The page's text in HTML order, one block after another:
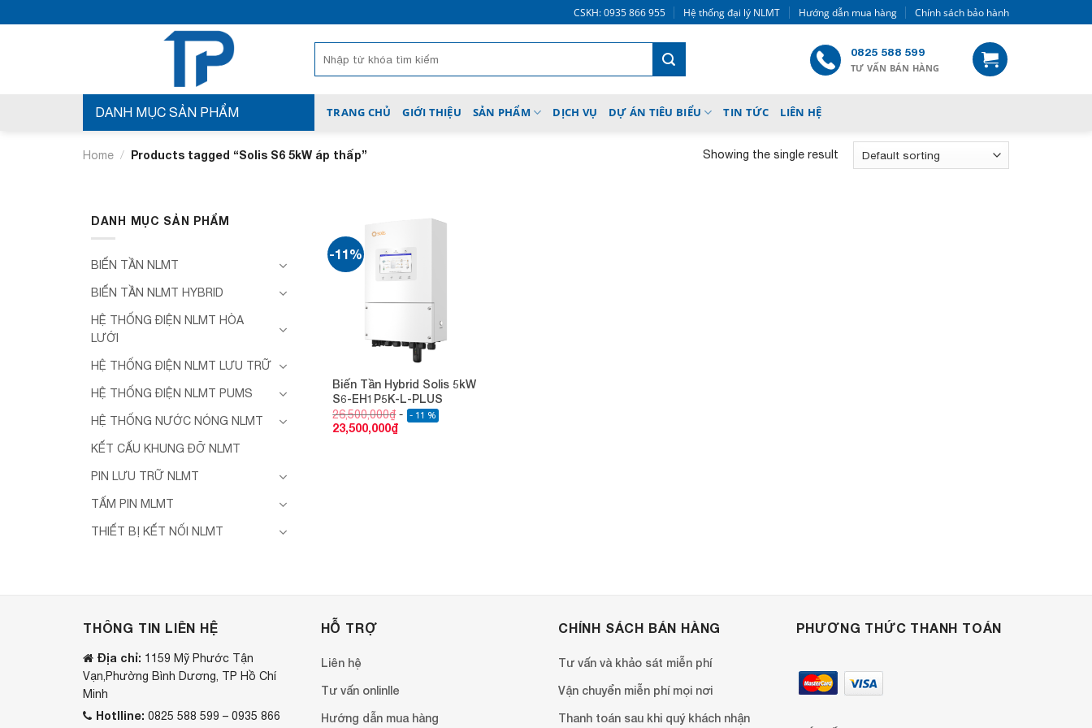
qua
CSKH: 0935 866 955 Hệ thống đại lý NLMT Hướng dẫn mua hàng Chính sách bảo hành
for:
0825 588 599
TƯ VẤN BÁN HÀNG
DANH MỤC SẢN PHẨM TRANG CHỦ GIỚI THIỆU SẢN PHẨM DỊCH VỤ DỰ ÁN TIÊU BIỂU TIN TỨC LIÊN HỆ
Home / Products tagged “Solis S6 5kW áp thấp” Showing the single result
DANH MỤC SẢN PHẨM
BIẾN TẦN NLMT
BIẾN TẦN NLMT HYBRID
HỆ THỐNG ĐIỆN NLMT HÒA
LƯỚI
HỆ THỐNG ĐIỆN NLMT LƯU TRỮ
HỆ THỐNG ĐIỆN NLMT PUMS
HỆ THỐNG NƯỚC NÓNG NLMT
KẾT CẤU KHUNG ĐỠ NLMT
PIN LƯU TRỮ NLMT
TẤM PIN MLMT
THIẾT BỊ KẾT NỐI NLMT
-11%
Biến Tần Hybrid Solis 5kW
S6-EH1P5K-L-PLUS
26,500,000₫ - 11 %
23,500,000₫
THÔNG TIN LIÊN HỆ
Địa chỉ: 1159 Mỹ Phước Tận
Vạn,Phường Bình Dương, TP Hồ Chí
Minh
Hotlline: 0825 588 599 – 0935 866
HỖ TRỢ
Liên hệ
Tư vấn onlinlle
Hướng dẫn mua hàng
CHÍNH SÁCH BÁN HÀNG
Tư vấn và khảo sát miễn phí
Vận chuyển miễn phí mọi nơi
Thanh toán sau khi quý khách nhận
PHƯƠNG THỨC THANH TOÁN